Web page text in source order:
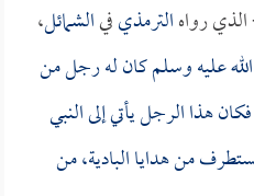
رواهالترمذيفيالشمائل،
عليه وسلم كان له رجل من
هذا الرجل يأتي إلى النبي
من هدايا البادية، من